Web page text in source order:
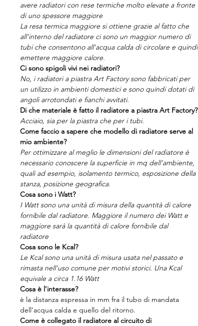
avere radiatori con rese termiche molto elevate a fronte
di uno spessore maggiore
La resa termica maggiore si ottiene grazie al fatto che
all’interno del radiatore ci sono un maggior numero di
tubi che consentono all’acqua calda di circolare e quindi
emettere maggiore calore.
Ci sono spigoli vivi nei radiatori?
No, i radiatori a piastra Art Factory sono fabbricati per
un utilizzo in ambienti domestici e sono quindi dotati di
angoli arrotondati e fianchi avvitati.
Di che materiale è fatto il radiatore a piastra Art Factory?
Acciaio, sia per la piastra che per i tubi.
Come faccio a sapere che modello di radiatore serve al
mio ambiente?
Per ottimizzare al meglio le dimensioni del radiatore è
necessario conoscere la superficie in mq dell’ambiente,
quali ad esempio, isolamento termico, esposizione della
stanza, posizione geografica.
Cosa sono i Watt?
I Watt sono una unità di misura della quantità di calore
fornibile dal radiatore. Maggiore il numero dei Watt e
maggiore sarà la quantità di calore fornibile dal
radiatore
Cosa sono le Kcal?
Le Kcal sono una unità di misura usata nel passato e
rimasta nell’uso comune per motivi storici. Una Kcal
equivale a circa 1.16 Watt
Cosa è l’interasse?
è la distanza espressa in mm fra il tubo di mandata
dell’acqua calda e quello del ritorno.
Come è collegato il radiatore al circuito di